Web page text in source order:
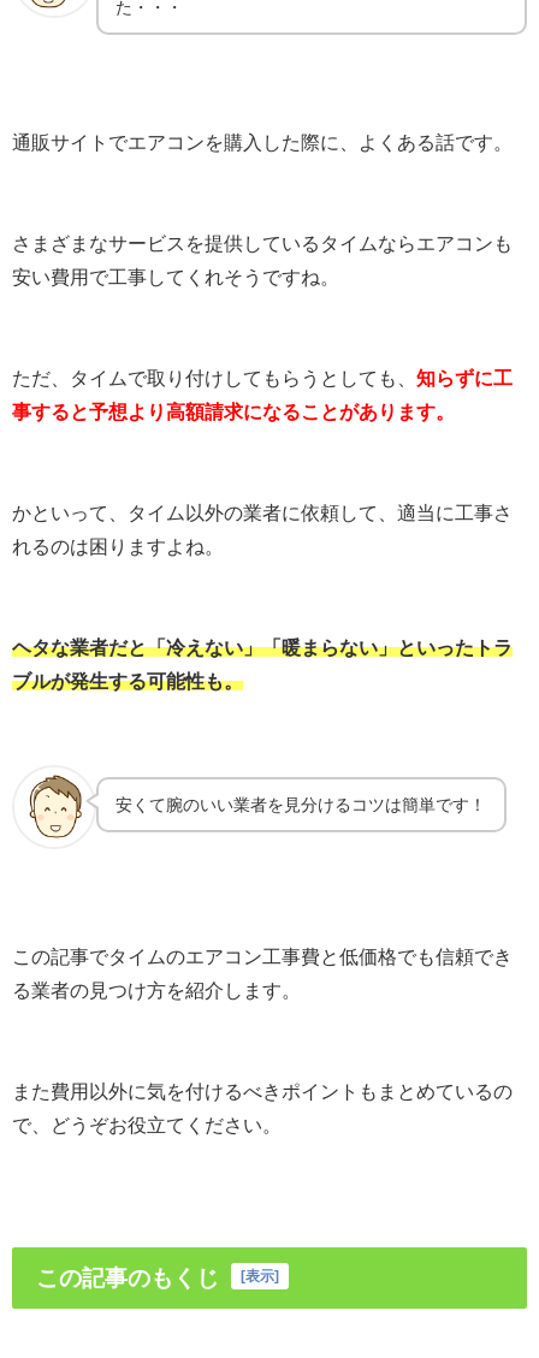
た・・・
通販サイトでエアコンを購入した際に、よくある話です。
さまざまなサービスを提供しているタイムならエアコンも
安い費用で工事してくれそうですね。
ただ、タイムで取り付けしてもらうとしても、 知らずに工
事すると予想より高額請求になることがあります。
かといって、タイム以外の業者に依頼して、適当に工事さ
れるのは困りますよね。
ヘタな業者だと「冷えない」「暖まらない」といったトラ
ブルが発生する可能性も。
安くて腕のいい業者を見分けるコツは簡単です！
この記事でタイムのエアコン工事費と低価格でも信頼でき
る業者の見つけ方を紹介します。
また費用以外に気を付けるべきポイントもまとめているの
で、どうぞお役立てください。
この記事のもくじ 表示